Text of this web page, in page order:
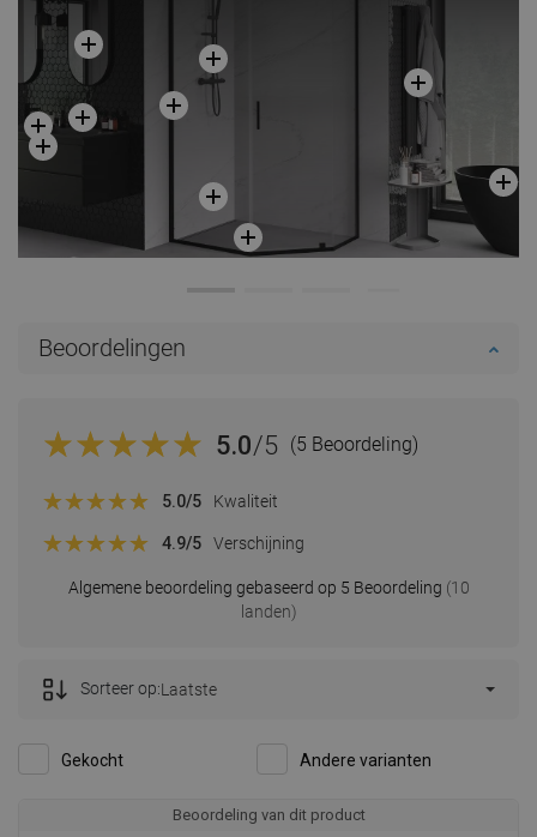
Beoordelingen
5.0/5 (5 Beoordeling)
Algemene beoordeling gebaseerd op 5 Beoordeling (10
landen)
5.0/5 Kwaliteit
4.9/5 Verschijning
Gekocht Andere varianten
Sorteer op:Laatste
Beoordeling van dit product